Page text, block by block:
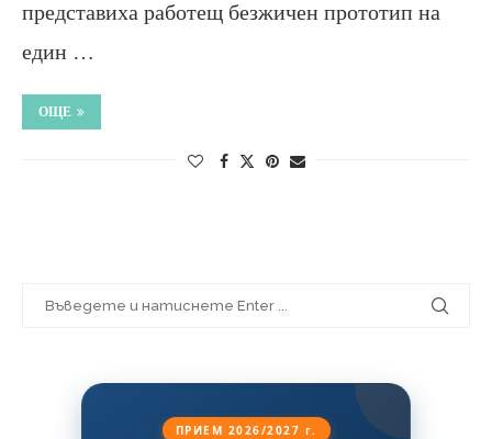
представиха работещ безжичен прототип на
един …
ОЩЕ
ПРИЕМ 2026/2027 г.